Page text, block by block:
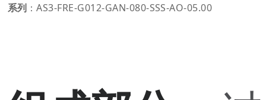
系列 ：AS3-FRE-G012-GAN-080-SSS-AO-05.00